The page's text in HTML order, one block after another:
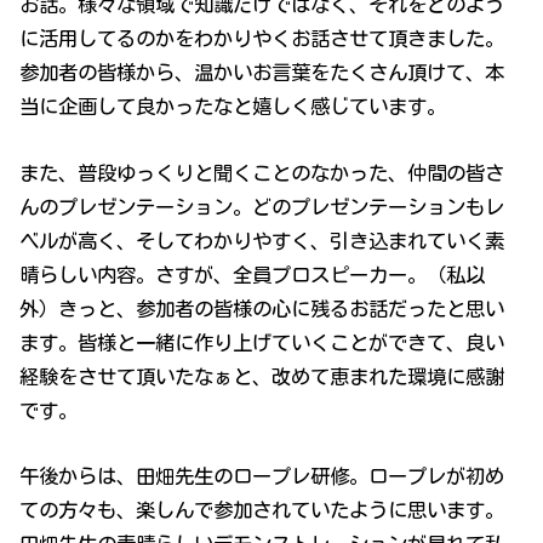
お話。様々な領域で知識だけではなく、それをどのよう
に活用してるのかをわかりやくお話させて頂きました。
参加者の皆様から、温かいお言葉をたくさん頂けて、本
当に企画して良かったなと嬉しく感じています。
また、普段ゆっくりと聞くことのなかった、仲間の皆さ
んのプレゼンテーション。どのプレゼンテーションもレ
ベルが高く、そしてわかりやすく、引き込まれていく素
晴らしい内容。さすが、全員プロスピーカー。（私以
外）きっと、参加者の皆様の心に残るお話だったと思い
ます。皆様と一緒に作り上げていくことができて、良い
経験をさせて頂いたなぁと、改めて恵まれた環境に感謝
です。
午後からは、田畑先生のロープレ研修。ロープレが初め
ての方々も、楽しんで参加されていたように思います。